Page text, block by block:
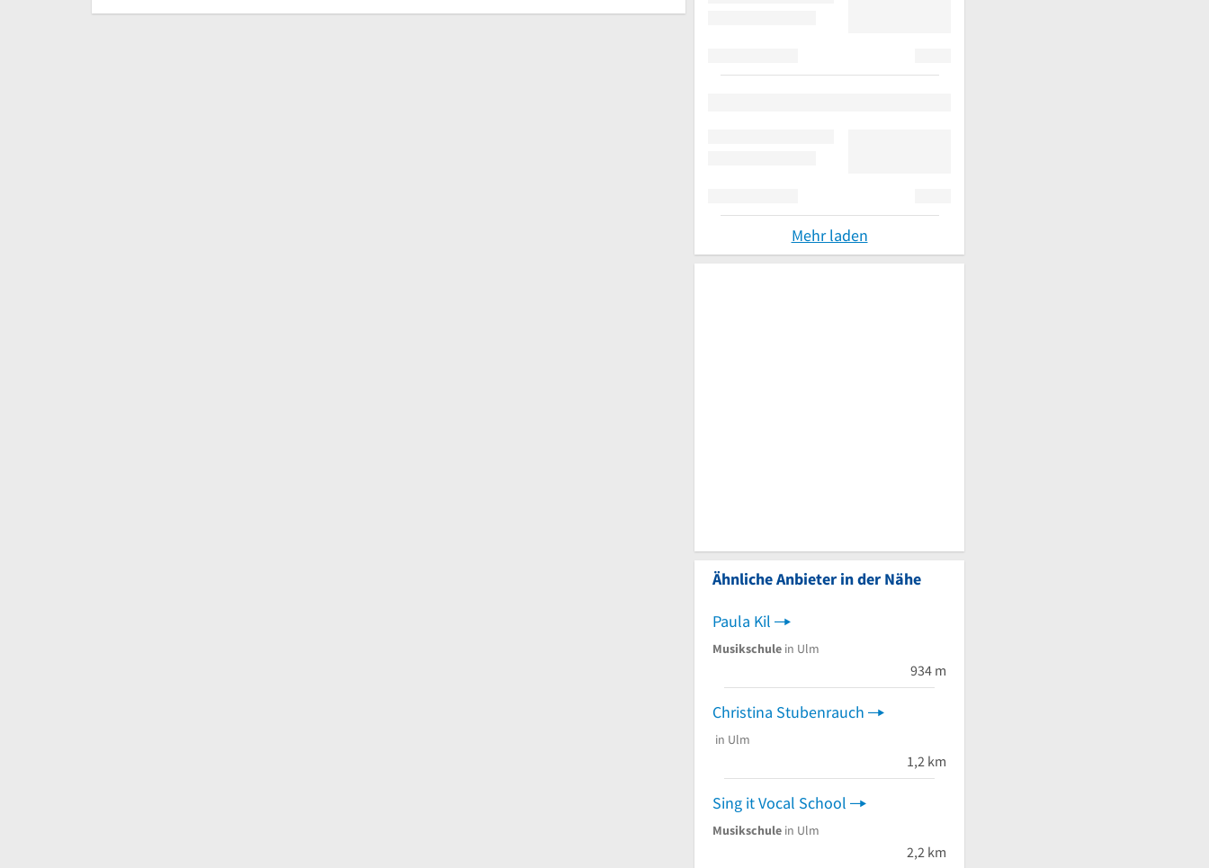
Mehr laden
Ähnliche Anbieter in der Nähe
Paula Kil
Musikschule in Ulm
934 m
Christina Stubenrauch
in Ulm
1,2 km
Sing it Vocal School
Musikschule in Ulm
2,2 km